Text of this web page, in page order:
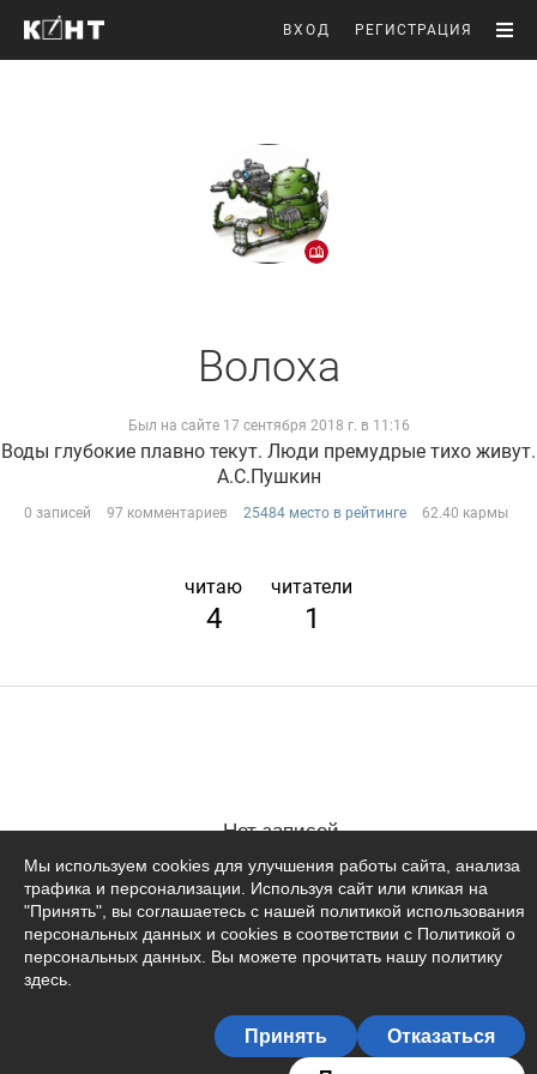
ВХОД РЕГИСТРАЦИЯ
Волоха
Был на сайте 17 сентября 2018 г. в 11:16
Воды глубокие плавно текут. Люди премудрые тихо живут.
А.С.Пушкин
0 записей 97 комментариев 25484 место в рейтинге 62.40 кармы
читаю
4
читатели
1
Нет записей
Мы используем cookies для улучшения работы сайта, анализа
трафика и персонализации. Используя сайт или кликая на
"Принять", вы соглашаетесь с нашей политикой использования
персональных данных и cookies в соответствии с Политикой о
персональных данных. Вы можете прочитать нашу политику
здесь
Принять Отказаться